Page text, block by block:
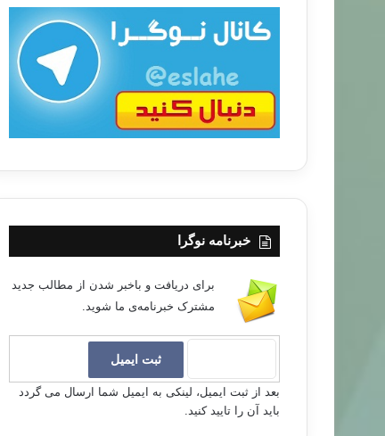
خبرنامه نوگرا
برای دریافت و باخبر شدن از مطالب جدید
مشترک خبرنامه‌ی ما شوید.
بعد از ثبت ایمیل، لینکی به ایمیل شما ارسال می گردد
باید آن را تایید کنید.